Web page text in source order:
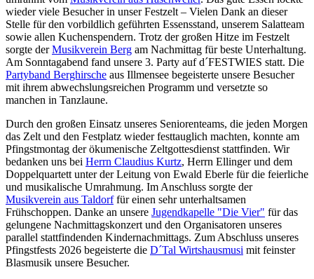
wieder viele Besucher in unser Festzelt – Vielen Dank an dieser
Stelle für den vorbildlich geführten Essensstand, unserem Salatteam
sowie allen Kuchenspendern. Trotz der großen Hitze im Festzelt
sorgte derMusikverein Berg am Nachmittag für beste Unterhaltung.
Am Sonntagabend fand unsere 3. Party auf d´FESTWIES statt. Die
Partyband Berghirsche aus Illmensee begeisterte unsere Besucher
mit ihrem abwechslungsreichen Programm und versetzte so
manchen in Tanzlaune.
Durch den großen Einsatz unseres Seniorenteams, die jeden Morgen
das Zelt und den Festplatz wieder festtauglich machten, konnte am
Pfingstmontag der ökumenische Zeltgottesdienst stattfinden. Wir
bedanken uns bei Herrn Claudius Kurtz, Herrn Ellinger und dem
Doppelquartett unter der Leitung von Ewald Eberle für die feierliche
und musikalische Umrahmung. Im Anschluss sorgte der
Musikverein aus Taldorffür einen sehr unterhaltsamen
Frühschoppen. Danke an unsere Jugendkapelle "Die Vier" für das
gelungene Nachmittagskonzert und den Organisatoren unseres
parallel stattfindenden Kindernachmittags. Zum Abschluss unseres
Pfingstfests 2026 begeisterte die D´Tal Wirtshausmusi mit feinster
Blasmusik unsere Besucher.